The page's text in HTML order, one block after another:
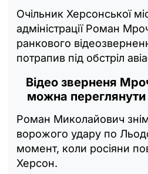
Очільник Херсонської
адміністрації Роман
ранкового
потрапив під обстріл
Відео зверненя
можна переглянути
Роман Миколайович
ворожого удару по
момент, коли росіяни
Херсон.